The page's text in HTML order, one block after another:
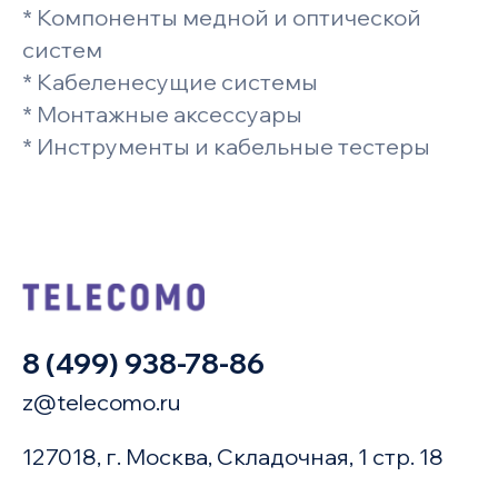
* Компоненты медной и оптической
систем
* Кабеленесущие системы
* Монтажные аксессуары
* Инструменты и кабельные тестеры
8 (499) 938-78-86
z@telecomo.ru
127018, г. Москва, Складочная, 1 стр. 18